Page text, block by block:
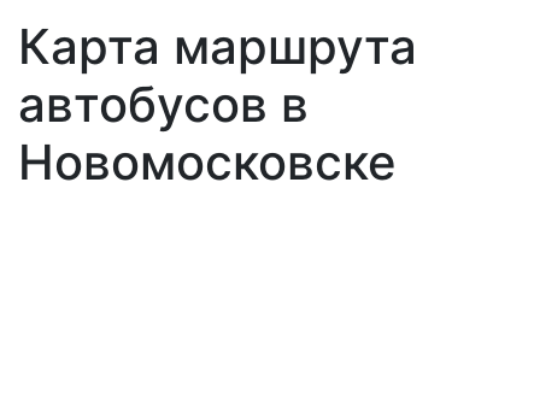
Карта маршрута
автобусов в
Новомосковске